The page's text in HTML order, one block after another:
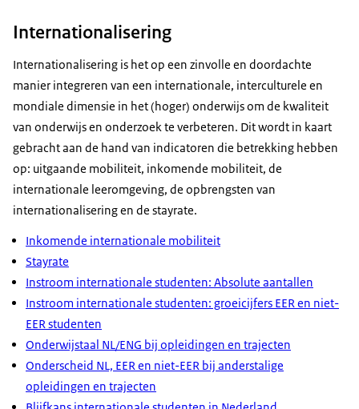
Internationalisering
Internationalisering is het op een zinvolle en doordachte
manier integreren van een internationale, interculturele en
mondiale dimensie in het (hoger) onderwijs om de kwaliteit
van onderwijs en onderzoek te verbeteren. Dit wordt in kaart
gebracht aan de hand van indicatoren die betrekking hebben
op: uitgaande mobiliteit, inkomende mobiliteit, de
internationale leeromgeving, de opbrengsten van
internationalisering en de stayrate.
Inkomende internationale mobiliteit
Stayrate
Instroom internationale studenten: Absolute aantallen
Instroom internationale studenten: groeicijfers EER en niet-
EER studenten
Onderwijstaal NL/ENG bij opleidingen en trajecten
Onderscheid NL, EER en niet-EER bij anderstalige
opleidingen en trajecten